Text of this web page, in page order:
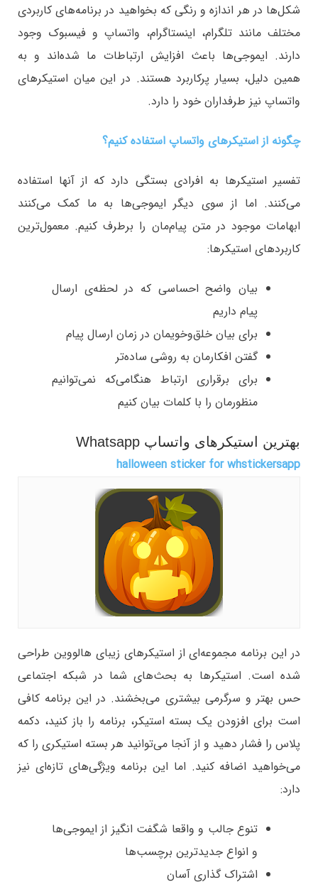
شکل‌ها در هر اندازه و رنگی که بخواهید در برنامه‌های کاربردی
مختلف مانند تلگرام، اینستاگرام، واتساپ و فیسبوک وجود
دارند. ایموجی‌ها باعث افزایش ارتباطات ما شده‌اند و به‌
همین‌ دلیل، بسیار پرکاربرد هستند. در این میان استیکرهای
واتساپ نیز طرفداران خود را دارد.
چگونه از استیکرهای واتساپ استفاده کنیم؟
تفسیر استیکرها به افرادی بستگی دارد که از آنها استفاده
می‌کنند. اما از سوی دیگر ایموجی‌ها به ما کمک می‌کنند
ابهامات موجود در متن پیام‌مان را برطرف کنیم. معمول‌ترین
کاربردهای استیکرها:
بیان واضح احساسی که در لحظه‌ی ارسال
پیام داریم
برای بیان خلق‌وخویمان در زمان ارسال پیام
گفتن افکارمان به روشی ساده‌تر
برای برقراری ارتباط هنگامی‌که نمی‌توانیم
منظورمان را با کلمات بیان کنیم
بهترین استیکرهای واتساپ Whatsapp
halloween sticker for whstickersapp
در این برنامه مجموعه‌ای از استیکرهای زیبای هالووین طراحی
شده است. استیکرها به بحث‌های شما در شبکه اجتماعی
حس بهتر و سرگرمی بیشتری می‌بخشند. در این برنامه کافی
است برای افزودن یک بسته استیکر، برنامه را باز کنید، دکمه
پلاس را فشار دهید و از آنجا می‌توانید هر بسته استیکری را که
می‌خواهید اضافه کنید. اما این برنامه ویژگی‌های تازه‌ای نیز
دارد:
تنوع جالب و واقعا شگفت انگیز از ایموجی‌ها
و انواع جدیدترین برچسب‌ها
اشتراک گذاری آسان